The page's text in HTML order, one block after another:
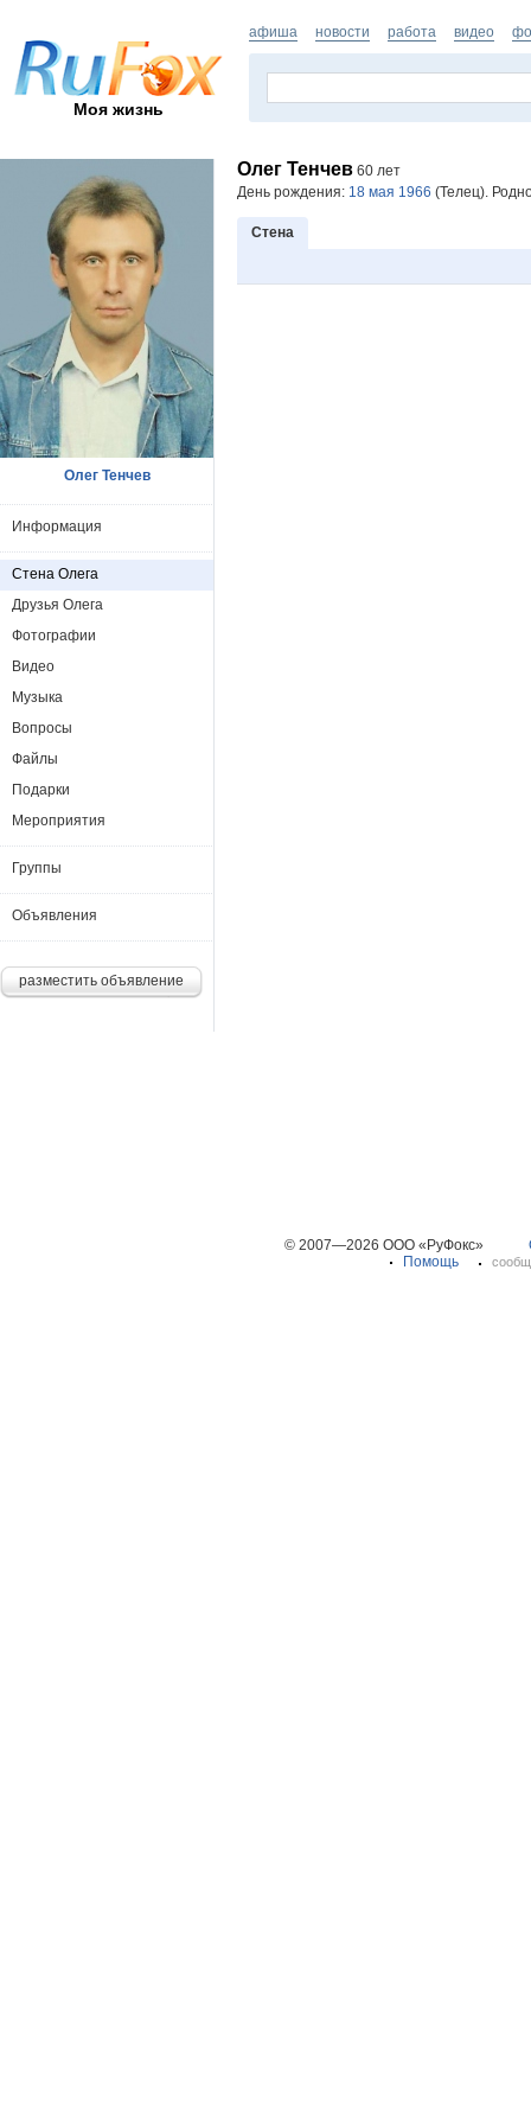
Моя жизнь
афиша новости работа видео
Олег Тенчев 60 лет
День рождения: 18 мая 1966 (Телец).
Стена
Олег Тенчев
Информация
Стена Олега
Друзья Олега
Фотографии
Видео
Музыка
Вопросы
Файлы
Подарки
Мероприятия
Группы
Объявления
разместить объявление
© 2007—2026 ООО «РуФокс»
Помощь